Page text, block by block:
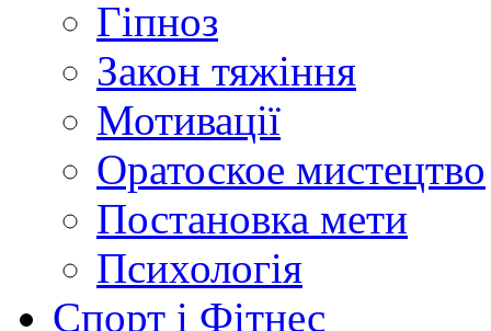
Гіпноз
Закон тяжіння
Мотивації
Оратоское мистецтво
Постановка мети
Психологія
Спорт і Фітнес